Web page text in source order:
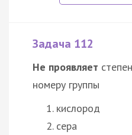
Задача 112
Не проявляет
номеру группы
кислород
сера